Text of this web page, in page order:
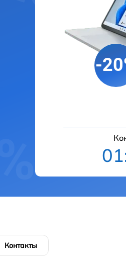
-
Контакты